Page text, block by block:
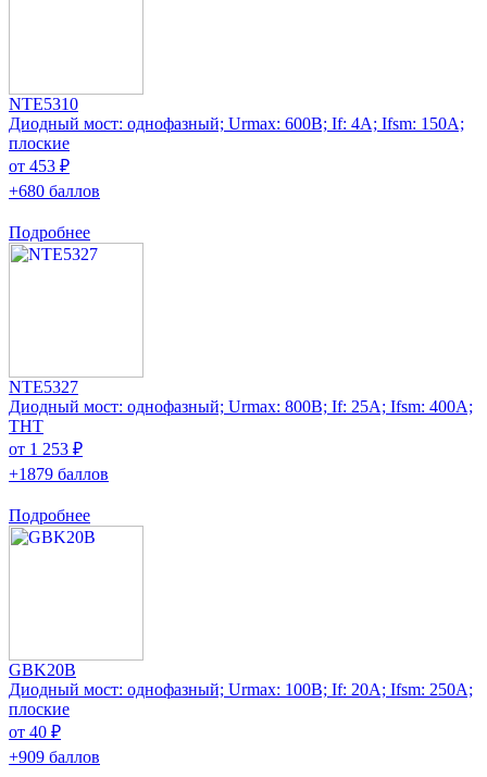
NTE5310
Диодный мост: однофазный; Urmax: 600В; If: 4А; Ifsm: 150А;
плоские
от 453 ₽
+680 баллов
Подробнее
NTE5327
Диодный мост: однофазный; Urmax: 800В; If: 25А; Ifsm: 400А;
THT
от 1 253 ₽
+1879 баллов
Подробнее
GBK20B
Диодный мост: однофазный; Urmax: 100В; If: 20А; Ifsm: 250А;
плоские
от 40 ₽
+909 баллов